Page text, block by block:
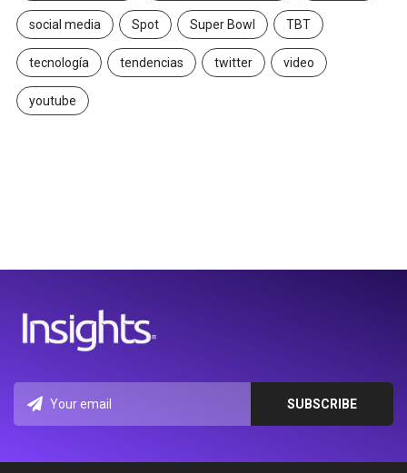
social media Spot Super Bowl TBT
tecnología tendencias twitter video
youtube